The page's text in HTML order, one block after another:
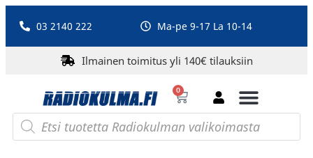
03 2140 222 Ma-pe 9-17 La 10-14
Ilmainen toimitus yli 140€ tilauksiin
0